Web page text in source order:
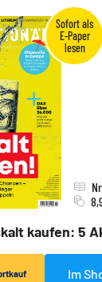
kaufen: 5
Im